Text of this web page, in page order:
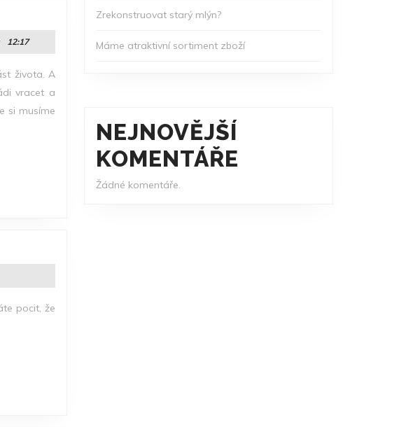
12:17
života. A
vracet a
si musíme
pocit, že
Zrekonstruovat starý mlýn?
Máme atraktivní sortiment zboží
NEJNOVĚJŠÍ
KOMENTÁŘE
Žádné komentáře.